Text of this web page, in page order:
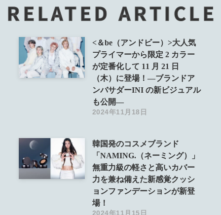
RELATED ARTICLE
<＆be（アンドビー）>大人気
プライマーから限定 2 カラー
が定番化して 11 月 21 日
（木）に登場！―ブランドア
ンバサダーINI の新ビジュアル
も公開―
2024年11月18日
韓国発のコスメブランド
「NAMING.（ネーミング）」
無重力級の軽さと高いカバー
力を兼ね備えた新感覚クッシ
ョンファンデーションが新登
場！
2024年11月15日